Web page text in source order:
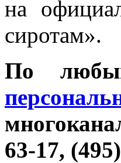
на
сиротам».
По
63-17,